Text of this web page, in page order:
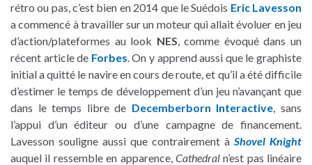
rétro ou pas, c’est bien en 2014 que le Suédois Eric Lavesson
a commencé à travailler sur un moteur qui allait évoluer en jeu
d’action/plateformes au look NES, comme évoqué dans un
récent article de Forbes. On y apprend aussi que le graphiste
initial a quitté le navire en cours de route, et qu’il a été difficile
d’estimer le temps de développement d’un jeu n’avançant que
dans le temps libre de Decemberborn Interactive, sans
l’appui d’un éditeur ou d’une campagne de financement.
Lavesson souligne aussi que contrairement à Shovel Knight
auquel il ressemble en apparence, Cathedraln’est pas linéaire